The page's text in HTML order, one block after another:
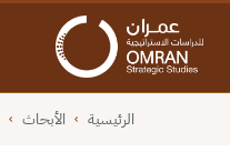
الرئيسية › الأبحاث ›